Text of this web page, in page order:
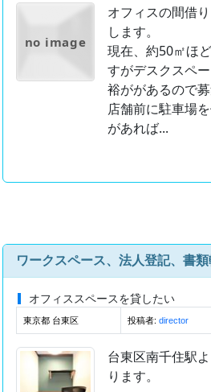
no image
オフィスの間借
します。
現在、約50㎡ほ
すがデスクスペ
裕ががあるので募
店舗前に駐車場
があれば...
オフィススペースを貸したい
東京都 台東区 投稿者: director
台東区南千住駅
ります。